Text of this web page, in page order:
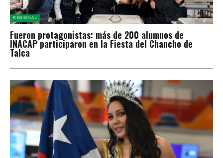
REGIONAL
Fueron protagonistas: más de 200 alumnos de
INACAP participaron en la Fiesta del Chancho de
Talca